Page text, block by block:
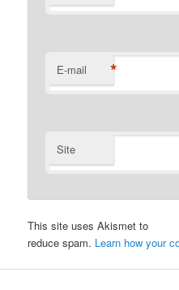
E-mail *
Site
This site uses Akismet to
reduce spam. Learn how your